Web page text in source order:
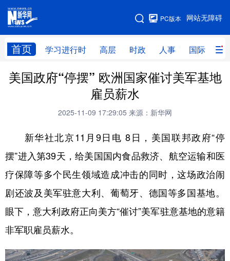
网站无障碍
PC版本
首页 学习进行时 高层 时政 人事 国际 财
网站地图
学习进行时 高层 时政 人事
财经 网评
科技 科创 量子 体育
文化 书画 健康 军事
法律 中央文件 金融 汽车
食品
学术中国 乡村振兴 银龄 溯源中国
美国政府“停摆” 欧洲国家催讨美军基地
雇员薪水
2025-11-09 17:29:05 来源：新华网
新华社北京11月9日电 8日，美国联邦政府“停
摆”进入第39天，给美国国内食品救济、航空运输和医
疗保障等多个民生领域造成冲击的同时，这场政治闹
剧还波及美军驻意大利、葡萄牙、德国等多国基地。
眼下，意大利政府正向美方“催讨”美军驻意基地的意籍
非军职雇员薪水。